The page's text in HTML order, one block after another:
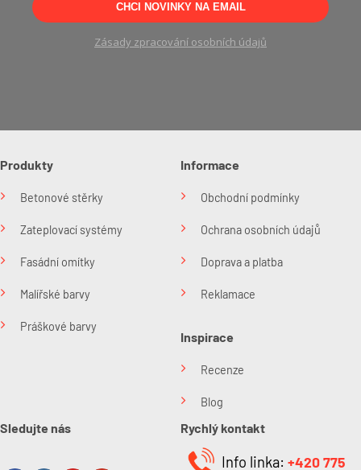
CHCI NOVINKY NA EMAIL
Zásady zpracování osobních údajů
Produkty
Betonové stěrky
Zateplovací systémy
Fasádní omítky
Malířské barvy
Práškové barvy
Informace
Obchodní podmínky
Ochrana osobních údajů
Doprava a platba
Reklamace
Inspirace
Recenze
Blog
Sledujte nás Rychlý kontakt
Info linka: +420 775